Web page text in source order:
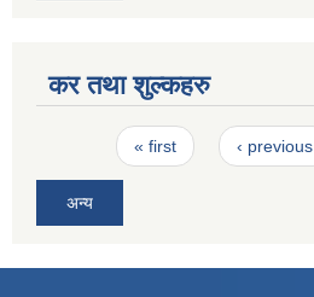
कर तथा शुल्कहरु
Pages« first ‹ previous
अन्य